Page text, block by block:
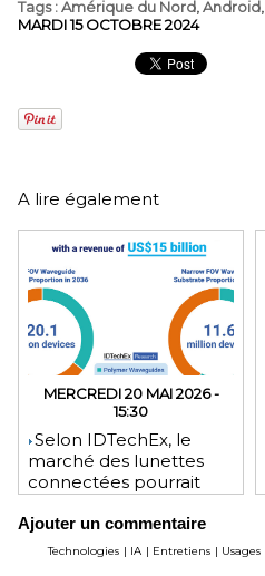
Tags:Amérique du Nord,Android,
MARDI 15 OCTOBRE 2024
A lire également
MERCREDI 20 MAI 2026 -
15:30
​Selon IDTechEx, le
marché des lunettes
connectées pourrait
d’unités d’ici 2036
Ajouter un commentaire
Technologies | IA | Entretiens | Usages